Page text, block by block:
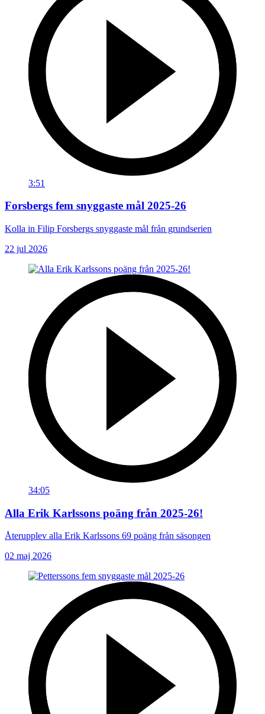
3:51
Forsbergs fem snyggaste mål 2025-26
Kolla in Filip Forsbergs snyggaste mål från grundserien
22 jul 2026
34:05
Alla Erik Karlssons poäng från 2025-26!
Återupplev alla Erik Karlssons 69 poäng från säsongen
02 maj 2026